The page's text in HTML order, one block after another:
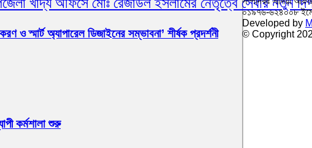
ও স্মার্ট অ্যাপারেল ডিজাইনের সম্ভাবনা’ শীর্ষক প্রদর্শনী
কর্মশালা শুরু
০১৯৭৬-৬২৪০০৮
Developed by
© Copyright